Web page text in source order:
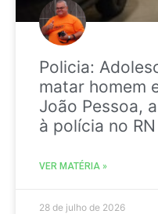
Policia:
matar homem
João Pessoa,
à polícia no RN
VER MATÉRIA »
28 de julho de 2026